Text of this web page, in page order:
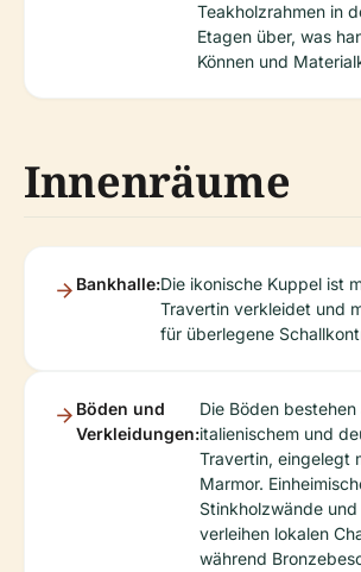
Teakholzrahmen in
Etagen über, was
Können und
Innenräume
Bankhalle:Die ikonische Kuppel ist
Travertin verkleidet und
für überlegene
Böden und
Verkleidungen:
Die Böden bestehen
italienischem und
Travertin, eingelegt
Marmor.
Stinkholzwände
verleihen lokalen
während